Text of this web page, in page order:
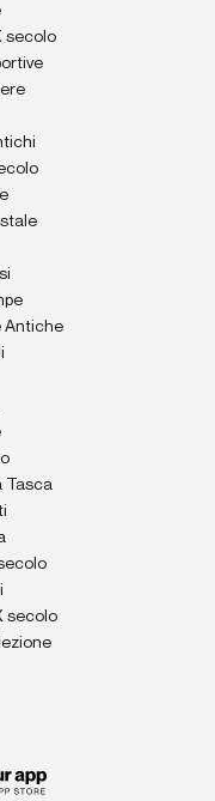
secolo
Antiche
Tasca
secolo